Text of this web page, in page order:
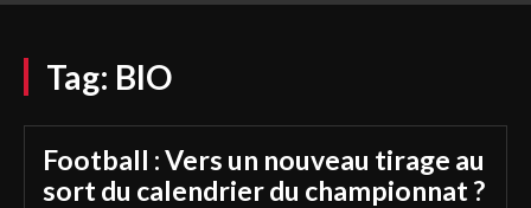
Tag: BIO
Football : Vers un nouveau tirage au
sort du calendrier du championnat ?